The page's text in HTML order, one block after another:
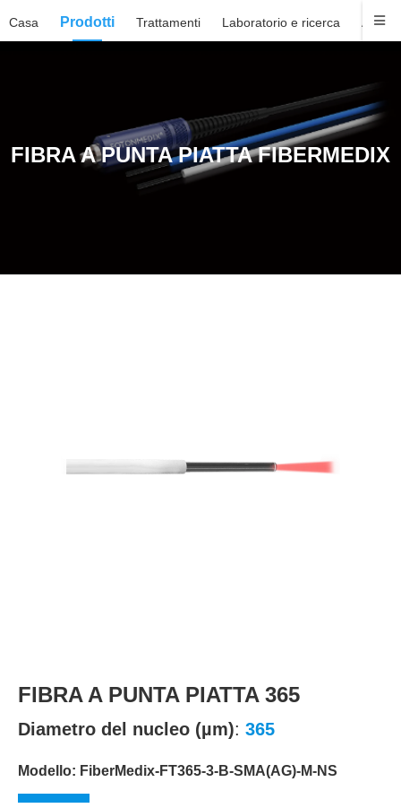
Casa Prodotti Trattamenti Laboratorio e ricerca
FIBRA A PUNTA PIATTA FIBERMEDIX
FIBRA A PUNTA PIATTA 365
Diametro del nucleo (µm): 365
Modello: FiberMedix-FT365-3-B-SMA(AG)-M-NS